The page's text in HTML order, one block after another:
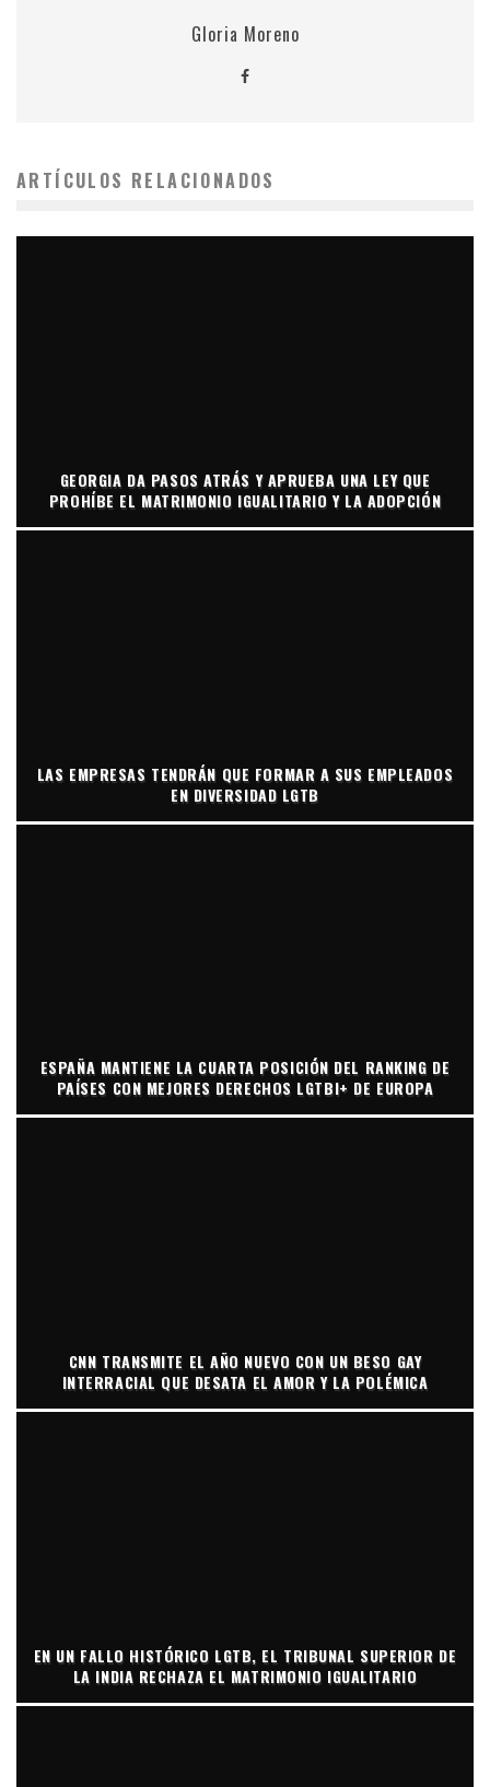
Gloria Moreno
ARTÍCULOS RELACIONADOS
GEORGIA DA PASOS ATRÁS Y APRUEBA UNA LEY QUE
PROHÍBE EL MATRIMONIO IGUALITARIO Y LA ADOPCIÓN
LAS EMPRESAS TENDRÁN QUE FORMAR A SUS EMPLEADOS
EN DIVERSIDAD LGTB
ESPAÑA MANTIENE LA CUARTA POSICIÓN DEL RANKING DE
PAÍSES CON MEJORES DERECHOS LGTBI+ DE EUROPA
CNN TRANSMITE EL AÑO NUEVO CON UN BESO GAY
INTERRACIAL QUE DESATA EL AMOR Y LA POLÉMICA
EN UN FALLO HISTÓRICO LGTB, EL TRIBUNAL SUPERIOR DE
LA INDIA RECHAZA EL MATRIMONIO IGUALITARIO